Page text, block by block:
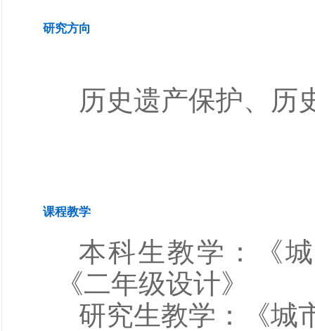
研究方向
历史遗产保护、历
课程教学
本科生教学：《
《二年级设计》
研究生教学：《城